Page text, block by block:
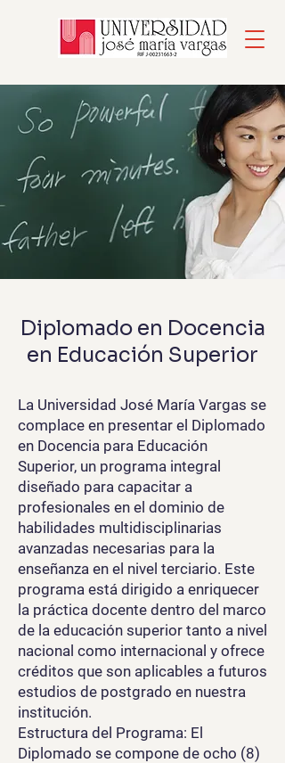
Diplomado en Docencia
en Educación Superior
La Universidad José María Vargas se
complace en presentar el Diplomado
en Docencia para Educación
Superior, un programa integral
diseñado para capacitar a
profesionales en el dominio de
habilidades multidisciplinarias
avanzadas necesarias para la
enseñanza en el nivel terciario. Este
programa está dirigido a enriquecer
la práctica docente dentro del marco
de la educación superior tanto a nivel
nacional como internacional y ofrece
créditos que son aplicables a futuros
estudios de postgrado en nuestra
institución.
Estructura del Programa: El
Diplomado se compone de ocho (8)